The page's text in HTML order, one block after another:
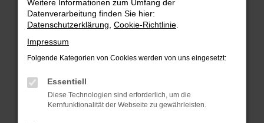
Internetverbindung.
Laden andere Webseiten, zum Beispiel deine
Suchmaschine?
Prüfe deine Browsererweiterungen.
können das Laden bestimmter Seiten
verhindern. Funktioniert die Seite in einem
anderen Browser oder in einem privaten
Weitere Informationen zum Umfang der
Datenverarbeitung finden Sie hier:
Datenschutzerklärung Cookie-Richtlinie
Impressum
Folgende Kategorien von Cookies werden von uns eingesetzt:
Essentiell
Diese Technologien sind erforderlich, um die
Kernfunktionalität der Webseite zu gewährleisten.